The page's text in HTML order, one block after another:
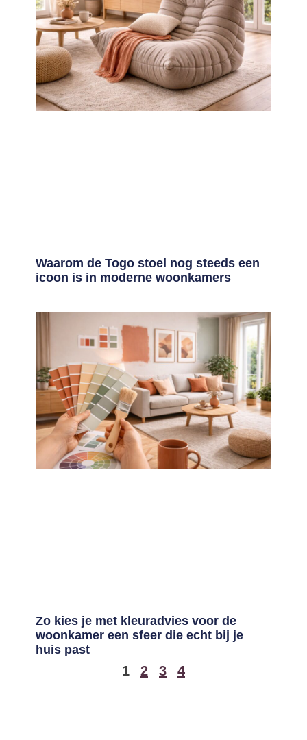
Waarom de Togo stoel nog steeds een
icoon is in moderne woonkamers
Zo kies je met kleuradvies voor de
woonkamer een sfeer die echt bij je
huis past
1 2 3 4